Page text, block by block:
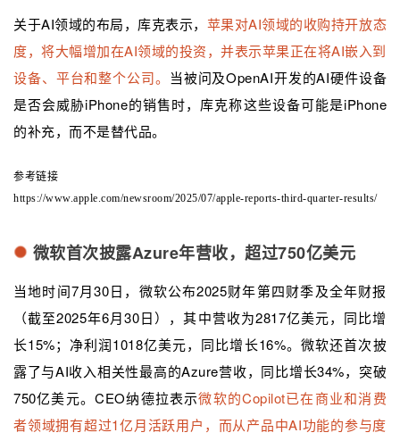
关于AI领域的布局，库克表示， 苹果对AI领域的收购持开放态
度，将大幅增加在AI领域的投资，并表示苹果正在将AI嵌入到
设备、平台和整个公司。
当被问及OpenAI开发的AI硬件设备
是否会威胁iPhone的销售时，库克称这些设备可能是iPhone
的补充，而不是替代品。
参考链接
https://www.apple.com/newsroom/2025/07/apple-reports-third-quarter-results/
微软首次披露Azure年营收，超过750亿美元
当地时间7月30日，微软公布2025财年第四财季及全年财报
（截至2025年6月30日），其中营收为2817亿美元，同比增
长15%；净利润1018亿美元，同比增长16%。微软还首次披
露了与AI收入相关性最高的Azure营收，同比增长34%，突破
750亿美元。CEO纳德拉表示微软的Copilot已在商业和消费
者领域拥有超过1亿月活跃用户，而从产品中AI功能的参与度